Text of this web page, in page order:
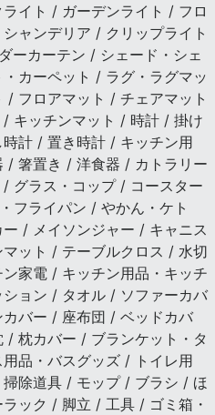
イト / ガーデンライト / フロ
ャンデリア / クリップライト
ーカーテン / シェード・シェ
カーペット / ラグ・ラグマッ
/ フロアマット / チェアマット
キッチンマット / 時計 / 掛け
計 / 置き時計 / キッチン用
/ 箸置き / 洋食器 / カトラリー
グラス・コップ / コースター
フライパン / やかん・ケト
/ メイソンジャー / キャニス
ット / テーブルクロス / 水切
家電 / キッチン用品・キッチ
ョン / タオル / ソファーカバ
バー / 座布団 / ベッドカバ
枕カバー / ブランケット・タ
品・バスグッズ / トイレ用
除道具 / モップ / ブラシ / ほ
ック / 脚立 / 工具 / ゴミ箱・